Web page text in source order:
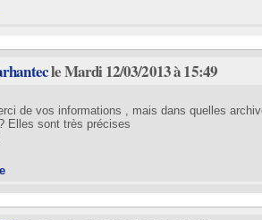
le Mardi 12/03/2013 à 15:49
de vos informations , mais dans quelles
Elles sont très précises